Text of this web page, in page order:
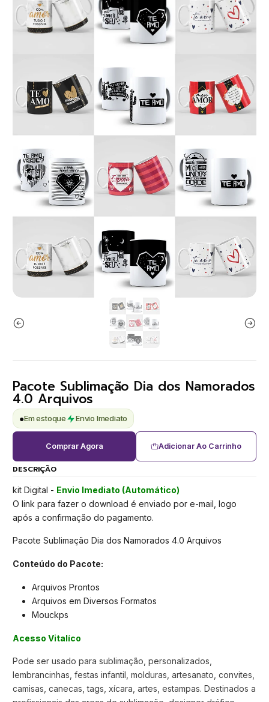
Pacote Sublimação Dia dos Namorados
4.0 Arquivos
●Em estoque Envio Imediato
Adicionar Ao Carrinho
Comprar Agora
DESCRIÇÃO
kit Digital - Envio Imediato (Automático)
O link para fazer o download é enviado por e-mail, logo
após a confirmação do pagamento.
Pacote Sublimação Dia dos Namorados 4.0 Arquivos
Conteúdo do Pacote:
Arquivos Prontos
Arquivos em Diversos Formatos
Mouckps
Acesso Vitalíco
Pode ser usado para sublimação, personalizados,
lembrancinhas, festas infantil, molduras, artesanato, convites,
camisas, canecas, tags, xícara, artes, estampas. Destinados a